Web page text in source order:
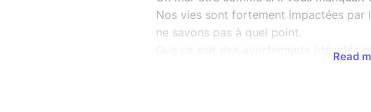
Nos vies sont fortement impactées par
ne savons pas à quel point.
Que ce soit des avortements (décidés
Read